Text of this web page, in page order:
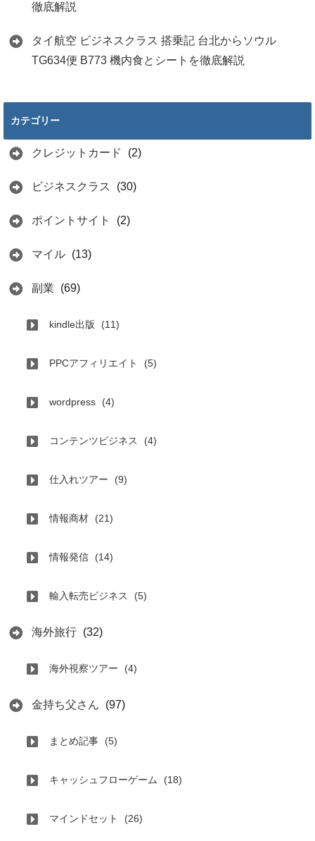
徹底解説
タイ航空 ビジネスクラス 搭乗記 台北からソウル
TG634便 B773 機内食とシートを徹底解説
カテゴリー
クレジットカード (2)
ビジネスクラス (30)
ポイントサイト (2)
マイル (13)
副業 (69)
kindle出版 (11)
PPCアフィリエイト (5)
wordpress (4)
コンテンツビジネス (4)
仕入れツアー (9)
情報商材 (21)
情報発信 (14)
輸入転売ビジネス (5)
海外旅行 (32)
海外視察ツアー (4)
金持ち父さん (97)
まとめ記事 (5)
キャッシュフローゲーム (18)
マインドセット (26)